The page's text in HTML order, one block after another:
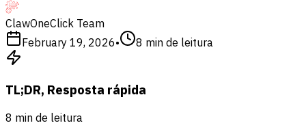
ClawOneClick Team
February 19, 2026• 8 min de leitura
TL;DR, Resposta rápida
8 min de leitura